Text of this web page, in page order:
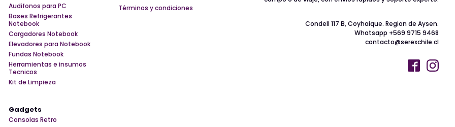
Audifonos para PC
Bases Refrigerantes
Notebook
Cargadores Notebook
Elevadores para Notebook
Fundas Notebook
Herramientas e insumos
Tecnicos
Kit de Limpieza
Gadgets
Consolas Retro
Términos y condiciones
Condell 117 B, Coyhaique. Region de Aysen.
Whatsapp +569 9715 9468
contacto@serexchile.cl